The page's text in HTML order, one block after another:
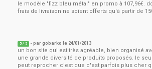
le modèle "fizz bleu métal" en promo à 107,96€.
frais de livraison ne soient offerts qu'à partir de
5 / 5 - pargobarko le 24/01/2013
un bon site qui est très agréable, bien organisé
une grande diversité de produits proposés. le
peut reprocher c'est que c'est parfois plus cher